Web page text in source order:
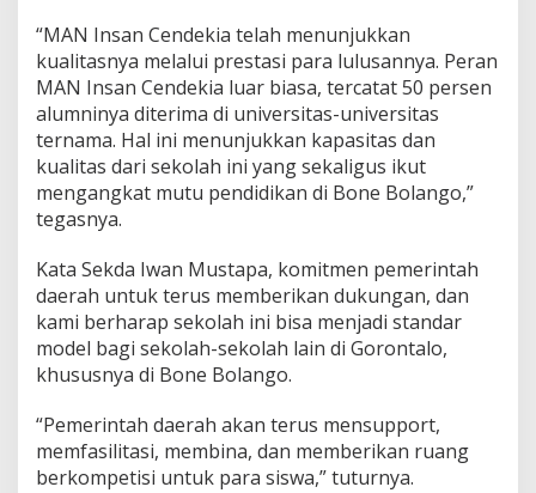
“MAN Insan Cendekia telah menunjukkan
kualitasnya melalui prestasi para lulusannya. Peran
MAN Insan Cendekia luar biasa, tercatat 50 persen
alumninya diterima di universitas-universitas
ternama. Hal ini menunjukkan kapasitas dan
kualitas dari sekolah ini yang sekaligus ikut
mengangkat mutu pendidikan di Bone Bolango,”
tegasnya.
Kata Sekda Iwan Mustapa, komitmen pemerintah
daerah untuk terus memberikan dukungan, dan
kami berharap sekolah ini bisa menjadi standar
model bagi sekolah-sekolah lain di Gorontalo,
khususnya di Bone Bolango.
“Pemerintah daerah akan terus mensupport,
memfasilitasi, membina, dan memberikan ruang
berkompetisi untuk para siswa,” tuturnya.